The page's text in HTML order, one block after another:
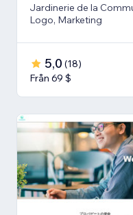
Jardinerie de la
Logo, Marketing
5,0 (18)
Från 69 $